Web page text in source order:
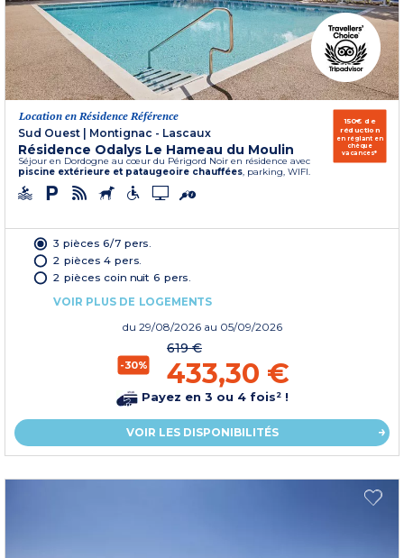
Location en Résidence Référence
Sud Ouest
Montignac - Lascaux
Résidence Odalys Le Hameau du Moulin
Séjour en Dordogne au cœur du Périgord Noir en résidence avec
piscine extérieure et pataugeoire chauffées, parking, WIFI.
150€ de
réduction
en réglant en
chèque
vacances*
3 pièces 6/7 pers.
2 pièces 4 pers.
2 pièces coin nuit 6 pers.
VOIR PLUS DE LOGEMENTS
du 29/08/2026 au 05/09/2026
-30%
619 €
433,30 €
Payez en 3 ou 4 fois² !
VOIR LES DISPONIBILITÉS